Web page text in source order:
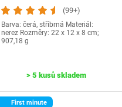
(99+)
Barva: čerá, stříbrná Materiál:
nerez Rozměry: ‎22 x 12 x 8 cm;
907,18 g
> 5 kusů skladem
First minute